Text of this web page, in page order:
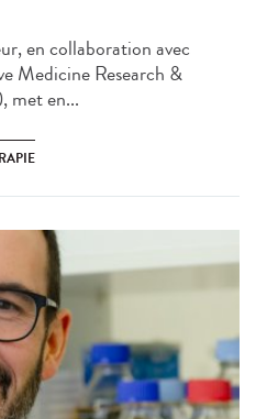
en collaboration avec
Medicine Research &
met en...